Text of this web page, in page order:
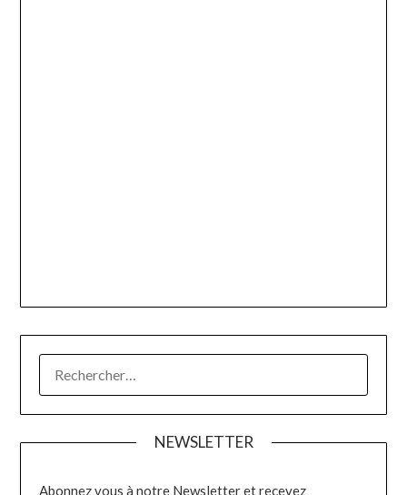
NEWSLETTER
Abonnez vous à notre Newsletter et recevez